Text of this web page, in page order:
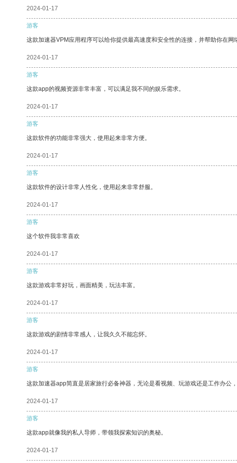
2024-01-17
游客
这款加速器VPM应用程序可以给你提供最高速度和安全性的连接，并帮助你在网
2024-01-17
游客
这款app的视频资源非常丰富，可以满足我不同的娱乐需求。
2024-01-17
游客
这款软件的功能非常强大，使用起来非常方便。
2024-01-17
游客
这款软件的设计非常人性化，使用起来非常舒服。
2024-01-17
游客
这个软件我非常喜欢
2024-01-17
游客
这款游戏非常好玩，画面精美，玩法丰富。
2024-01-17
游客
这款游戏的剧情非常感人，让我久久不能忘怀。
2024-01-17
游客
这款加速器app简直是居家旅行必备神器，无论是看视频、玩游戏还是工作办公
2024-01-17
游客
这款app就像我的私人导师，带领我探索知识的奥秘。
2024-01-17